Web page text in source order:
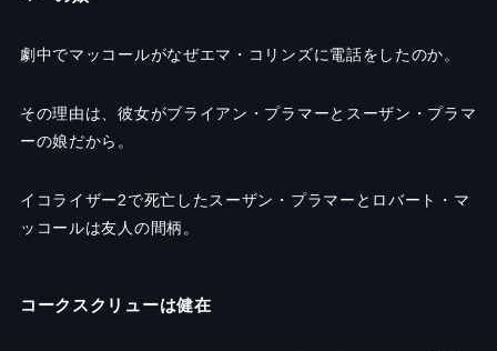
劇中でマッコールがなぜエマ・コリンズに電話をしたのか。
その理由は、彼女がブライアン・プラマーとスーザン・プラマ
ーの娘だから。
イコライザー2で死亡したスーザン・プラマーとロバート・マ
ッコールは友人の間柄。
コークスクリューは健在